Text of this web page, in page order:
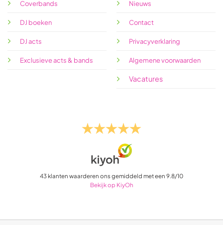
Coverbands
DJ boeken
DJ acts
Exclusieve acts & bands
Nieuws
Contact
Privacyverklaring
Algemene voorwaarden
Vacatures
43 klanten waarderen ons gemiddeld met een 9.8/10
Bekijk op KiyOh